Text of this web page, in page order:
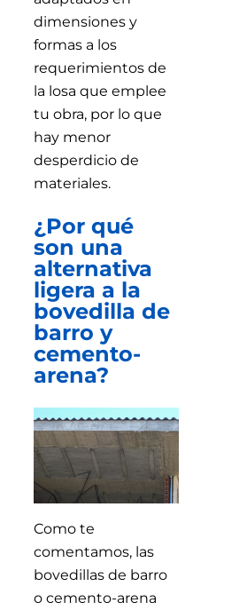
dimensiones y
formas a los
requerimientos de
la losa que emplee
tu obra, por lo que
hay menor
desperdicio de
materiales.
¿Por qué
son una
alternativa
ligera a la
bovedilla de
barro y
cemento-
arena?
Como te
comentamos, las
bovedillas de barro
o cemento-arena